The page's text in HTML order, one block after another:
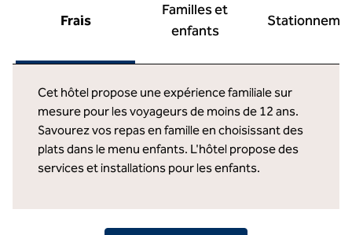
Frais
Familles et
enfants
Cet hôtel propose une expérience familiale sur
mesure pour les voyageurs de moins de 12 ans.
Savourez vos repas en famille en choisissant des
plats dans le menu enfants. L'hôtel propose des
services et installations pour les enfants.